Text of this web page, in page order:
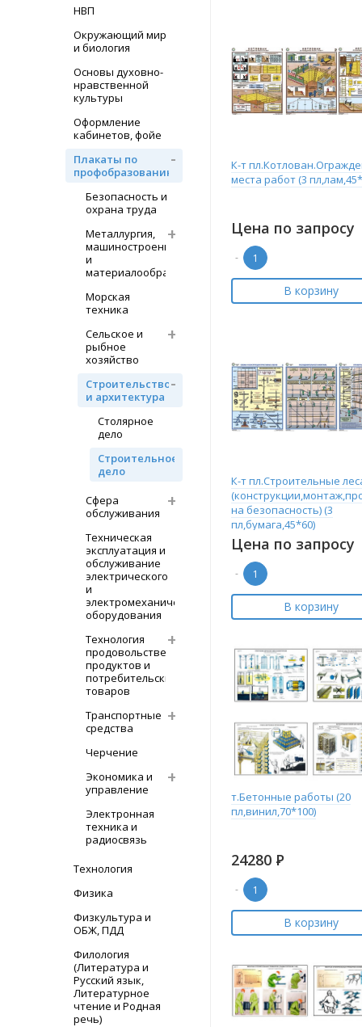
НВП
Окружающий мир
и биология
Основы духовно-
нравственной
культуры
Оформление
кабинетов, фойе
Плакаты по
профобразованию
Безопасность и
охрана труда
Металлургия,
машиностроение
и
материалообработка
Морская
техника
Сельское и
рыбное
хозяйство
Строительство
и архитектура
Столярное
дело
Строительное
дело
Сфера
обслуживания
Техническая
эксплуатация и
обслуживание
электрического
и
электромеханического
оборудования
Технология
продовольственных
продуктов и
потребительских
товаров
Транспортные
средства
Черчение
Экономика и
управление
Электронная
техника и
радиосвязь
Технология
Физика
Физкультура и
ОБЖ, ПДД
Филология
(Литература и
Русский язык,
Литературное
чтение и Родная
речь)
К-т
места работ (3
Цена по запросу
-
В корзину
К-т пл.Строительные
на безопасность) (3
пл,бумага,45*60)
Цена по запросу
-
В корзину
т.Бетонные работы (20
пл,винил,70*100)
24280 Р
-
В корзину